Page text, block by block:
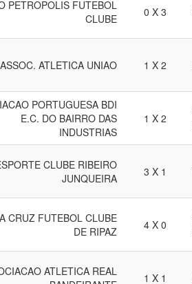
PETROPOLIS FUTEBOL
CLUBE
0 X 3
ASSOC. ATLETICA UNIAO 1 X 2
PORTUGUESA BDI
E.C. DO BAIRRO DAS
INDUSTRIAS
1 X 2
CLUBE RIBEIRO
JUNQUEIRA
3 X 1
CRUZ FUTEBOL CLUBE
DE RIPAZ
4 X 0
ATLETICA REAL
1 X 1